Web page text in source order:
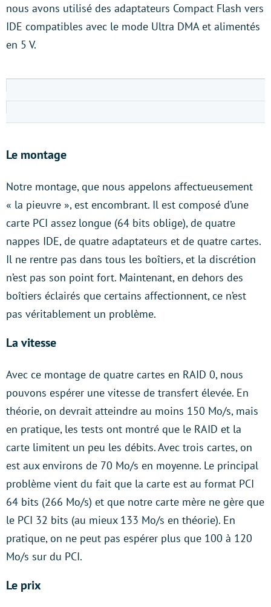
nous avons utilisé des adaptateurs Compact Flash vers
IDE compatibles avec le mode Ultra DMA et alimentés
en 5 V.
Le montage
Notre montage, que nous appelons affectueusement
« la pieuvre », est encombrant. Il est composé d’une
carte PCI assez longue (64 bits oblige), de quatre
nappes IDE, de quatre adaptateurs et de quatre cartes.
Il ne rentre pas dans tous les boîtiers, et la discrétion
n’est pas son point fort. Maintenant, en dehors des
boîtiers éclairés que certains affectionnent, ce n’est
pas véritablement un problème.
La vitesse
Avec ce montage de quatre cartes en RAID 0, nous
pouvons espérer une vitesse de transfert élevée. En
théorie, on devrait atteindre au moins 150 Mo/s, mais
en pratique, les tests ont montré que le RAID et la
carte limitent un peu les débits. Avec trois cartes, on
est aux environs de 70 Mo/s en moyenne. Le principal
problème vient du fait que la carte est au format PCI
64 bits (266 Mo/s) et que notre carte mère ne gère que
le PCI 32 bits (au mieux 133 Mo/s en théorie). En
pratique, on ne peut pas espérer plus que 100 à 120
Mo/s sur du PCI.
Le prix